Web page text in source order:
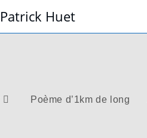
Huet
Poème d’1km de long